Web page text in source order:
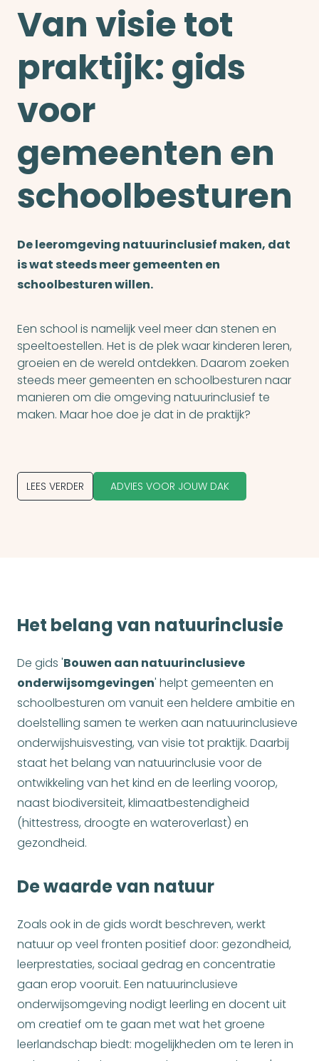
Van visie tot
praktijk: gids
voor
gemeenten en
schoolbesturen
De leeromgeving natuurinclusief maken, dat
is wat steeds meer gemeenten en
schoolbesturen willen.
Een school is namelijk veel meer dan stenen en
speeltoestellen. Het is de plek waar kinderen leren,
groeien en de wereld ontdekken. Daarom zoeken
steeds meer gemeenten en schoolbesturen naar
manieren om die omgeving natuurinclusief te
maken. Maar hoe doe je dat in de praktijk?
LEES VERDER ADVIES VOOR JOUW DAK
Het belang van natuurinclusie
De gids 'Bouwen aan natuurinclusieve
onderwijsomgevingen' helpt gemeenten en
schoolbesturen om vanuit een heldere ambitie en
doelstelling samen te werken aan natuurinclusieve
onderwijshuisvesting, van visie tot praktijk. Daarbij
staat het belang van natuurinclusie voor de
ontwikkeling van het kind en de leerling voorop,
naast biodiversiteit, klimaatbestendigheid
(hittestress, droogte en wateroverlast) en
gezondheid.
De waarde van natuur
Zoals ook in de gids wordt beschreven, werkt
natuur op veel fronten positief door: gezondheid,
leerprestaties, sociaal gedrag en concentratie
gaan erop vooruit. Een natuurinclusieve
onderwijsomgeving nodigt leerling en docent uit
om creatief om te gaan met wat het groene
leerlandschap biedt: mogelijkheden om te leren in